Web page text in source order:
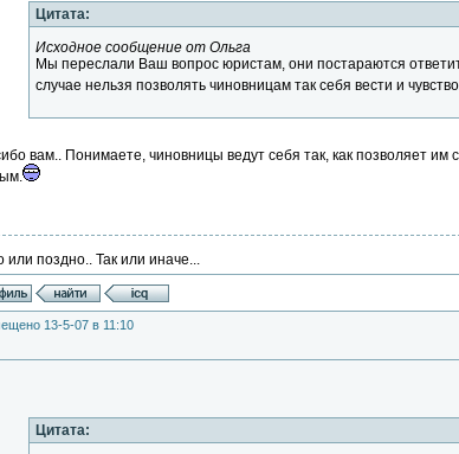
Цитата:
Исходное сообщение от Ольга
Мы переслали Ваш вопрос юристам, они постараются
случае нельзя позволять чиновницам так себя вести и
вам.. Понимаете, чиновницы ведут себя так, как позволяет
или поздно.. Так или иначе...
13-5-07 в 11:10
Цитата: